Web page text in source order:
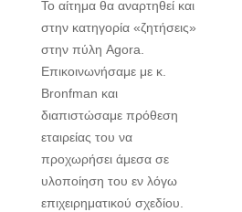
Το αίτημα θα αναρτηθεί και
στην κατηγορία «ζητήσεις»
στην πύλη Agora.
Επικοινωνήσαμε με κ.
Bronfman και
διαπιστώσαμε πρόθεση
εταιρείας του να
προχωρήσει άμεσα σε
υλοποίηση του εν λόγω
επιχειρηματικού σχεδίου.